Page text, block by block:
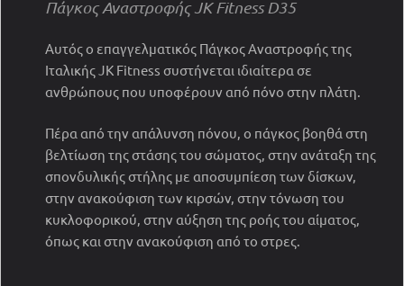
Πάγκος Αναστροφής JK Fitness D35
Αυτός ο επαγγελματικός Πάγκος Αναστροφής της
Ιταλικής JK Fitness συστήνεται ιδιαίτερα σε
ανθρώπους που υποφέρουν από πόνο στην πλάτη.
Πέρα από την απάλυνση πόνου, ο πάγκος βοηθά στη
βελτίωση της στάσης του σώματος, στην ανάταξη της
σπονδυλικής στήλης με αποσυμπίεση των δίσκων,
στην ανακούφιση των κιρσών, στην τόνωση του
κυκλοφορικού, στην αύξηση της ροής του αίματος,
όπως και στην ανακούφιση από το στρες.